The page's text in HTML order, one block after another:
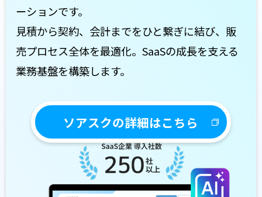
ーションです。
見積から契約、会計までをひと繋ぎに結び、販
売プロセス全体を最適化。SaaSの成長を支える
業務基盤を構築します。
ソアスクの詳細はこちら